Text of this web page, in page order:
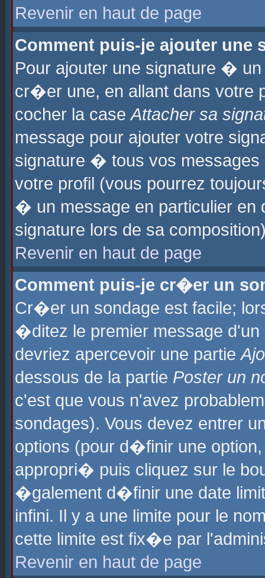
Revenir en haut de page
Comment puis-je ajouter une
Pour ajouter une signature �
cr�er une, en allant dans
cocher la caseAttacher sa
message pour ajouter votre
signature � tous vos
votre profil (vous pourrez
� un message en particulier
signature lors de sa
Revenir en haut de page
Comment puis-je cr�er un
Cr�er un sondage est facile;
�ditez le premier message
devriez apercevoir une partie
dessous de la partie Poster un
c'est que vous n'avez
sondages). Vous devez entrer
options (pour d�finir une
appropri� puis cliquez sur le
�galement d�finir une date
infini. Il y a une limite pour le
cette limite est fix�e par
Revenir en haut de page